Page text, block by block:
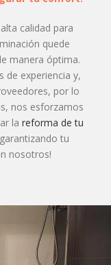
calidad para
quede
manera óptima.
de experiencia y,
por lo
nos esforzamos
la reforma de tu
tu
nosotros!